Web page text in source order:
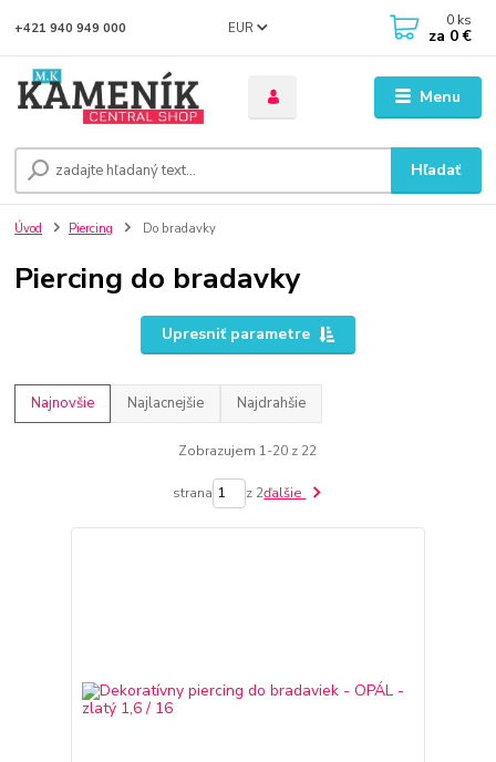
Menu
EUR
Hľadať
+421 940 949 000 0 ks
za 0 €
Úvod Piercing Do bradavky
Piercing do bradavky
Upresniť parametre
Najnovšie Najlacnejšie Najdrahšie
Zobrazujem 1-20 z 22
strana z 2ďalšie